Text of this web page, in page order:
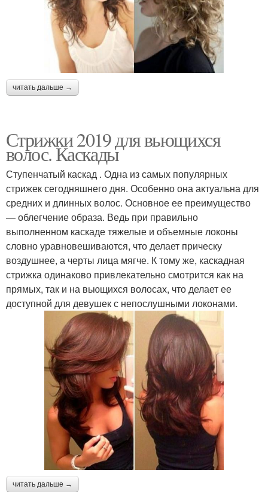
читать дальше →
Стрижки 2019 для вьющихся
волос. Каскады
Ступенчатый каскад . Одна из самых популярных
стрижек сегодняшнего дня. Особенно она актуальна для
средних и длинных волос. Основное ее преимущество
— облегчение образа. Ведь при правильно
выполненном каскаде тяжелые и объемные локоны
словно уравновешиваются, что делает прическу
воздушнее, а черты лица мягче. К тому же, каскадная
стрижка одинаково привлекательно смотрится как на
прямых, так и на вьющихся волосах, что делает ее
доступной для девушек с непослушными локонами.
читать дальше →